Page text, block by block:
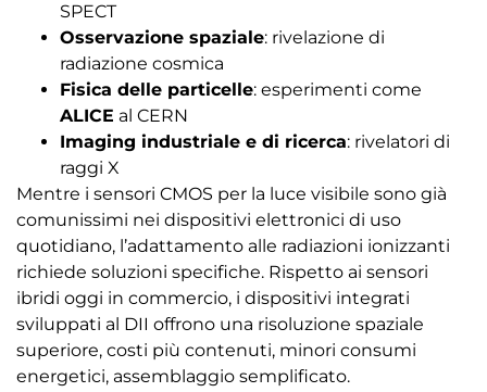
SPECT
Osservazione spaziale: rivelazione di
radiazione cosmica
Fisica delle particelle: esperimenti come
ALICE al CERN
Imaging industriale e di ricerca: rivelatori di
raggi X
Mentre i sensori CMOS per la luce visibile sono già
comunissimi nei dispositivi elettronici di uso
quotidiano, l’adattamento alle radiazioni ionizzanti
richiede soluzioni specifiche. Rispetto ai sensori
ibridi oggi in commercio, i dispositivi integrati
sviluppati al DII offrono una risoluzione spaziale
superiore, costi più contenuti, minori consumi
energetici, assemblaggio semplificato.